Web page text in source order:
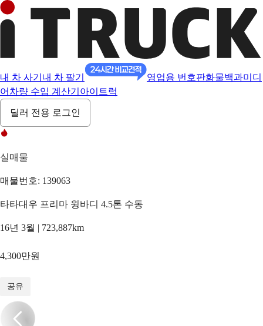
내 차 사기 내 차 팔기 영업용 번호판화물백과미디
어 차량 수입 계산기 아이트럭
딜러 전용 로그인
실매물
매물번호: 139063
타타대우 프리마 윙바디 4.5톤 수동
16년 3월 | 723,887km
4,300만원
공유
/9